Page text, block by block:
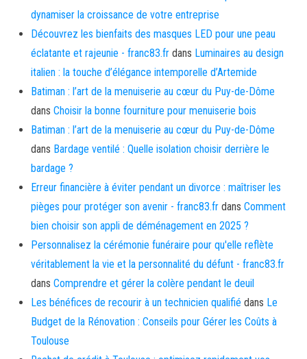
dynamiser la croissance de votre entreprise
Découvrez les bienfaits des masques LED pour une peau
éclatante et rajeunie - franc83.fr dans Luminaires au design
italien : la touche d’élégance intemporelle d’Artemide
Batiman : l’art de la menuiserie au cœur du Puy-de-Dôme
dans Choisir la bonne fourniture pour menuiserie bois
Batiman : l’art de la menuiserie au cœur du Puy-de-Dôme
dans Bardage ventilé : Quelle isolation choisir derrière le
bardage ?
Erreur financière à éviter pendant un divorce : maîtriser les
pièges pour protéger son avenir - franc83.fr dans Comment
bien choisir son appli de déménagement en 2025 ?
Personnalisez la cérémonie funéraire pour qu'elle reflète
véritablement la vie et la personnalité du défunt - franc83.fr
dans Comprendre et gérer la colère pendant le deuil
Les bénéfices de recourir à un technicien qualifié dans Le
Budget de la Rénovation : Conseils pour Gérer les Coûts à
Toulouse